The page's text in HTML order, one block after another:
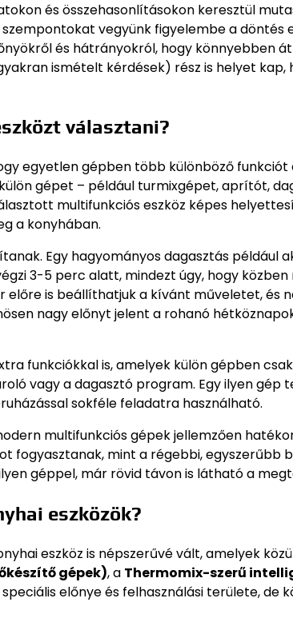
és összehasonlításokon keresztül
vegyünk figyelembe a döntés
és hátrányokról, hogy könnyebben
ismételt kérdések) rész is helyet kap,
választani?
egyetlen gépben több különböző funkciót
gépet – például turmixgépet, aprítót,
multifunkciós eszköz képes
a konyhában.
Egy hagyományos dagasztás például
3-5 perc alatt, mindezt úgy, hogy közben
előre is beállíthatjuk a kívánt műveletet, és
nagy előnyt jelent a rohanó
funkciókkal is, amelyek külön gépben
vagy a dagasztó program. Egy ilyen gép
sokféle feladatra használható.
multifunkciós gépek jellemzően
fogyasztanak, mint a régebbi, egyszerűbb
géppel, már rövid távon is látható a
eszközök?
eszköz is népszerűvé vált, amelyek
gépek), a Thermomix-szerű
előnye és felhasználási területe, de